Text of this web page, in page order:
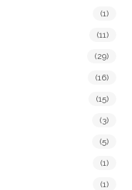
(1)
(11)
(29)
(16)
(15)
(3)
(5)
(1)
(1)